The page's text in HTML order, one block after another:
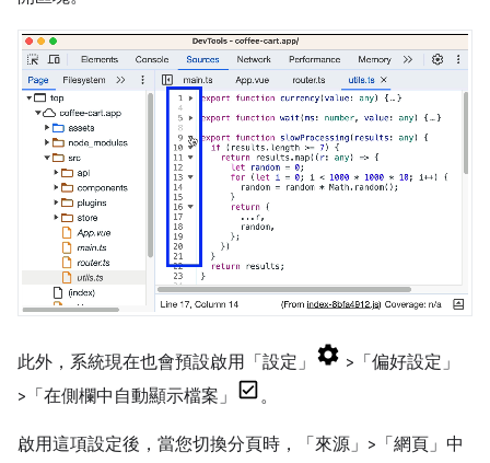
此外，系統現在也會預設啟用「設定」
>「偏好設定」
>「在側欄中自動顯示檔案」
。
啟用這項設定後，當您切換分頁時，「來源」>「網頁」 中